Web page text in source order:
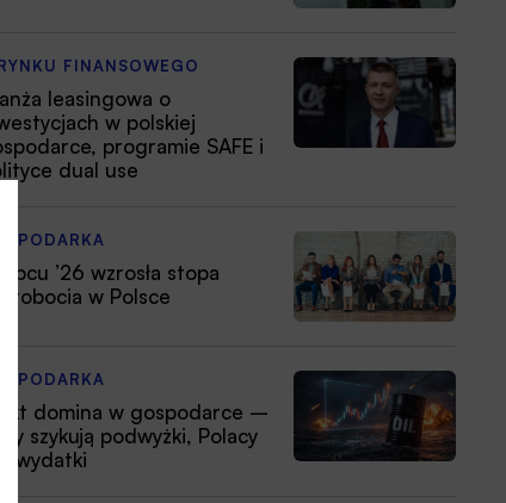
FINANSOWEGO
leasingowa o
w polskiej
programie SAFE i
dual use
lipcu ’26 wzrosła stopa
w Polsce
domina w gospodarce –
szykują podwyżki, Polacy
wydatki